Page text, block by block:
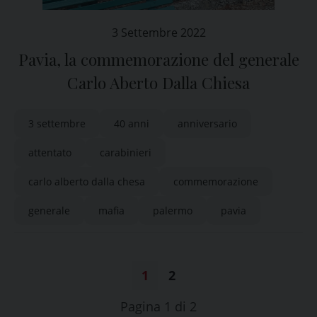
3 Settembre 2022
Pavia, la commemorazione del generale
Carlo Aberto Dalla Chiesa
3 settembre 40 anni anniversario
attentato carabinieri
carlo alberto dalla chesa commemorazione
generale mafia palermo pavia
1
2
Pagina 1 di 2